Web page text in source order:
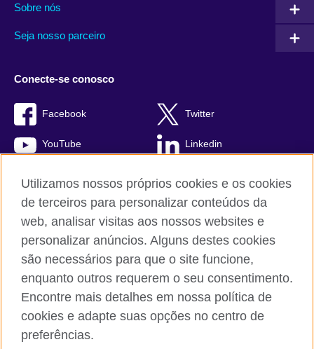
Sobre nós
Seja nosso parceiro
Conecte-se conosco
Facebook Twitter
YouTube Linkedin
British Council global
Comentários e reclamações
Política de privacidade e termos de uso
Utilizamos nossos próprios cookies e os cookies
de terceiros para personalizar conteúdos da
web, analisar visitas aos nossos websites e
personalizar anúncios. Alguns destes cookies
são necessários para que o site funcione,
enquanto outros requerem o seu consentimento.
Encontre mais detalhes em nossa política de
cookies e adapte suas opções no centro de
preferências.